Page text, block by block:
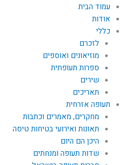
עמוד הבית
אודות
כללי
לזכרם
מוזיאונים ואוספים
ספרות תעופתית
שירים
תאריכים
תעופה אזרחית
מחקרים, מאמרים וכתבות
תאונות ואירועי בטיחות טיסה
היכן הם היום
שדות תעופה ומנחתים